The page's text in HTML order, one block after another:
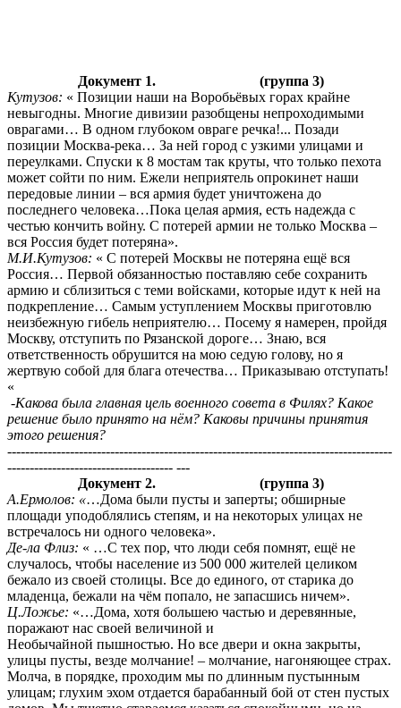
Документ 1. (группа 3)
Кутузов: « Позиции наши на Воробьёвых горах крайне
невыгодны. Многие дивизии разобщены непроходимыми
оврагами… В одном глубоком овраге речка!... Позади
позиции Москва-река… За ней город с узкими улицами и
переулками. Спуски к 8 мостам так круты, что только пехота
может сойти по ним. Ежели неприятель опрокинет наши
передовые линии – вся армия будет уничтожена до
последнего человека…Пока целая армия, есть надежда с
честью кончить войну. С потерей армии не только Москва –
вся Россия будет потеряна».
М.И.Кутузов: « С потерей Москвы не потеряна ещё вся
Россия… Первой обязанностью поставляю себе сохранить
армию и сблизиться с теми войсками, которые идут к ней на
подкрепление… Самым уступлением Москвы приготовлю
неизбежную гибель неприятелю… Посему я намерен, пройдя
Москву, отступить по Рязанской дороге… Знаю, вся
ответственность обрушится на мою седую голову, но я
жертвую собой для блага отечества… Приказываю отступать!
«
-Какова была главная цель военного совета в Филях? Какое
решение было принято на нём? Каковы причины принятия
этого решения?
--------------------------------------------------------------------------------------
------------------------------------- ---
Документ 2. (группа 3)
А.Ермолов: «…Дома были пусты и заперты; обширные
площади уподоблялись степям, и на некоторых улицах не
встречалось ни одного человека».
Де-ла Флиз: « …С тех пор, что люди себя помнят, ещё не
случалось, чтобы население из 500 000 жителей целиком
бежало из своей столицы. Все до единого, от старика до
младенца, бежали на чём попало, не запасшись ничем».
Ц.Ложье: «…Дома, хотя большею частью и деревянные,
поражают нас своей величиной и
Необычайной пышностью. Но все двери и окна закрыты,
улицы пусты, везде молчание! – молчание, нагоняющее страх.
Молча, в порядке, проходим мы по длинным пустынным
улицам; глухим эхом отдается барабанный бой от стен пустых